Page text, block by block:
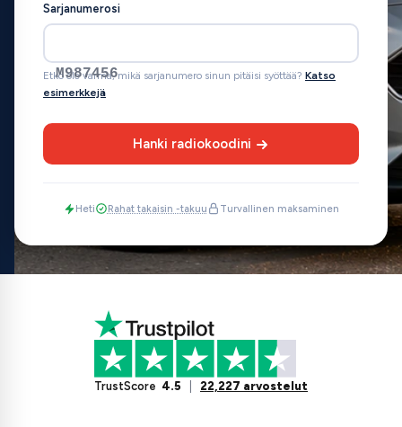
Sarjanumerosi
M987456
Etkö ole varma, mikä sarjanumero sinun pitäisi syöttää? Katso
esimerkkejä
Hanki radiokoodini
Heti Rahat takaisin -takuu Turvallinen maksaminen
TrustScore 4.5 22,227 arvostelut